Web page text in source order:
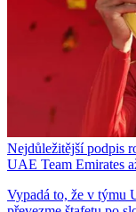
Nejdůležitější podpis
UAE Team Emirates
Vypadá to, že v týmu